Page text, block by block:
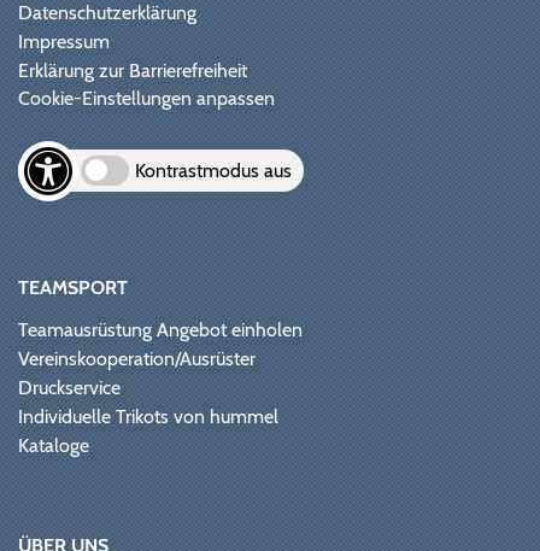
Datenschutzerklärung
Impressum
Erklärung zur Barrierefreiheit
Cookie-Einstellungen anpassen
Kontrastmodus aus
TEAMSPORT
Teamausrüstung Angebot einholen
Vereinskooperation/Ausrüster
Druckservice
Individuelle Trikots von hummel
Kataloge
ÜBER UNS